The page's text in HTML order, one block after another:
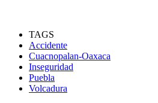
TAGS
Accidente
Cuacnopalan-Oaxaca
Inseguridad
Puebla
Volcadura